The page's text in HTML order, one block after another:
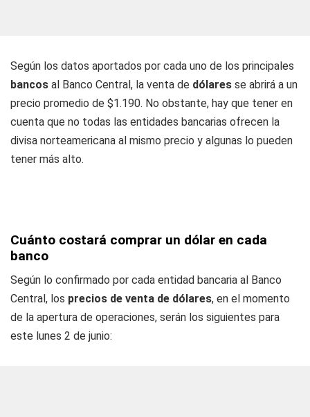
Según los datos aportados por cada uno de los principales
bancos al Banco Central, la venta de dólares se abrirá a un
precio promedio de $1.190. No obstante, hay que tener en
cuenta que no todas las entidades bancarias ofrecen la
divisa norteamericana al mismo precio y algunas lo pueden
tener más alto.
Cuánto costará comprar un dólar en cada
banco
Según lo confirmado por cada entidad bancaria al Banco
Central, los precios de venta de dólares, en el momento
de la apertura de operaciones, serán los siguientes para
este lunes 2 de junio: